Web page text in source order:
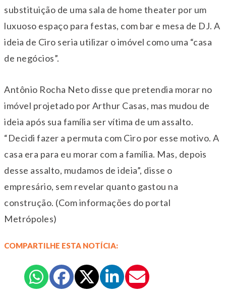
substituição de uma sala de home theater por um
luxuoso espaço para festas, com bar e mesa de DJ. A
ideia de Ciro seria utilizar o imóvel como uma “casa
de negócios”.
Antônio Rocha Neto disse que pretendia morar no
imóvel projetado por Arthur Casas, mas mudou de
ideia após sua família ser vítima de um assalto.
“Decidi fazer a permuta com Ciro por esse motivo. A
casa era para eu morar com a família. Mas, depois
desse assalto, mudamos de ideia”, disse o
empresário, sem revelar quanto gastou na
construção. (Com informações do portal
Metrópoles)
COMPARTILHE ESTA NOTÍCIA: